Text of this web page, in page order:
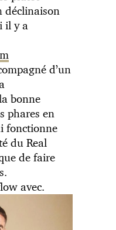
déclinaison
il y a
d’un
bonne
phares en
fonctionne
du Real
de faire
avec.